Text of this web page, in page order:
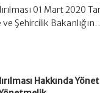
01 Mart 2020
ve Şehircilik
Hakkında